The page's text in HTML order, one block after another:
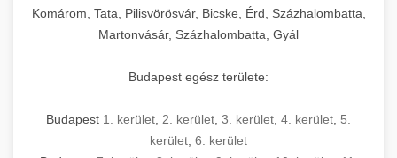
Komárom, Tata, Pilisvörösvár, Bicske, Érd, Százhalombatta,
Martonvásár, Százhalombatta, Gyál
Budapest egész területe:
Budapest 1. kerület 2. kerület 3. kerület 4. kerület 5.
kerület 6. kerület